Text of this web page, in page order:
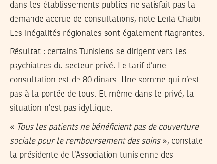
dans les établissements publics ne satisfait pas la
demande accrue de consultations, note Leila Chaibi.
Les inégalités régionales sont également flagrantes.
Résultat : certains Tunisiens se dirigent vers les
psychiatres du secteur privé. Le tarif d’une
consultation est de 80 dinars. Une somme qui n’est
pas à la portée de tous. Et même dans le privé, la
situation n’est pas idyllique.
« Tous les patients ne bénéficient pas de couverture
sociale pour le remboursement des soins», constate
la présidente de l’Association tunisienne des